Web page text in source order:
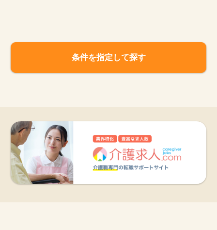
サイトの使い方
就職サポート
条件を指定して探す